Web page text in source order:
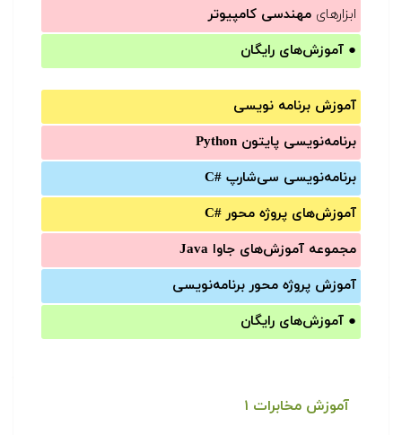
ابزارهای مهندسی کامپیوتر
● آموزش‌های رایگان
آموزش برنامه نویسی
برنامه‌نویسی پایتون Python
برنامه‌‌نویسی سی‌شارپ C#‎
آموزش‌های پروژه محور #C
مجموعه آموزش‌های جاوا Java
آموزش‌ پروژه محور برنامه‌نویسی
● آموزش‌های رایگان
آموزش مخابرات ۱